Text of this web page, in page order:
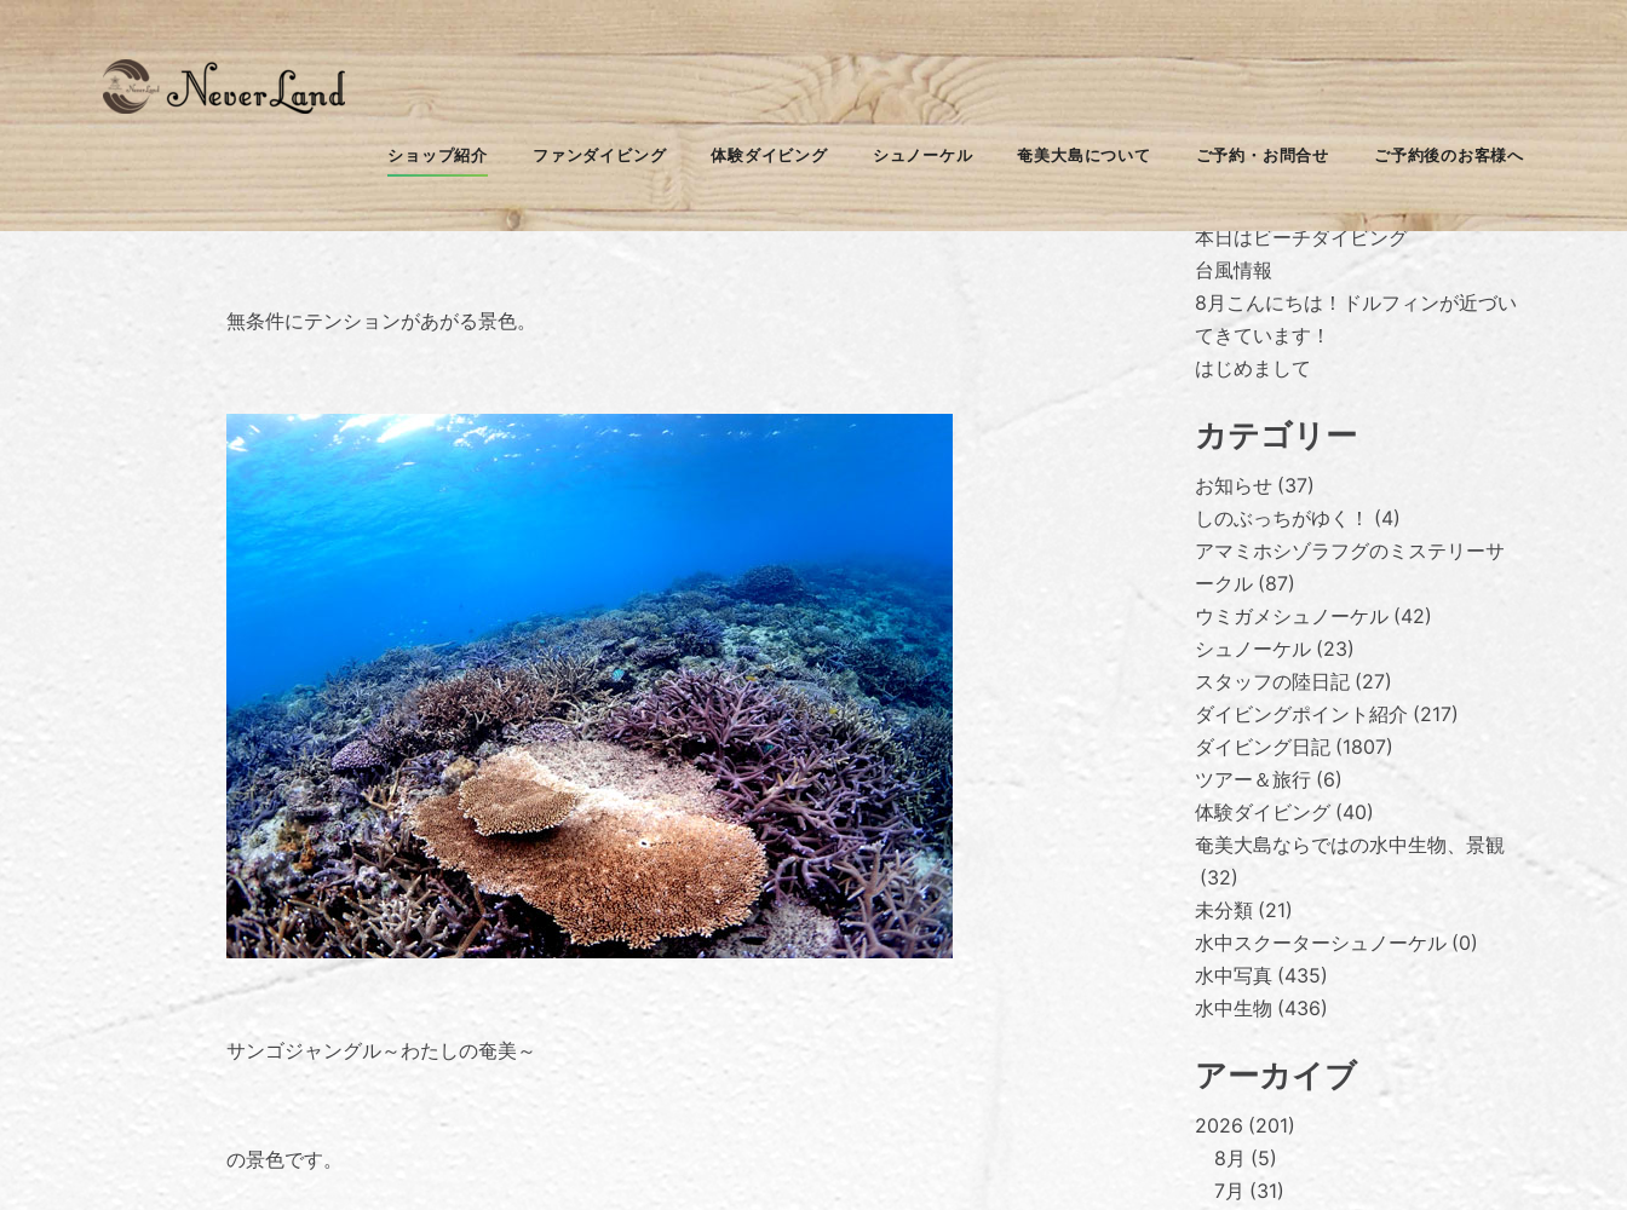
ショップ紹介 ファンダイビング 体験ダイビング シュノーケル 奄美大島について ご予約・お問合せ ご予約後のお客様へ
サンゴの素晴らしさ
ダイバーなら、きっとかならず、
無条件にテンションがあがる景色。
サンゴジャングル～わたしの奄美～
の景色です。
最近の投稿
台風休みに入ります
本日はビーチダイビング
台風情報
8月こんにちは！ドルフィンが近づい
てきています！
はじめまして
カテゴリー
お知らせ 37
しのぶっちがゆく！
4
アマミホシゾラフグのミステリーサ
ークル 87
ウミガメシュノーケル 42
シュノーケル 23
スタッフの陸日記 27
ダイビングポイント紹介 217
ダイビング日記 1807
ツアー＆旅行 6
体験ダイビング 40
奄美大島ならではの水中生物、景観
32
未分類 21
水中スクーターシュノーケル 0
水中写真 435
水中生物 436
アーカイブ
2026 201
8月
5
7月
31